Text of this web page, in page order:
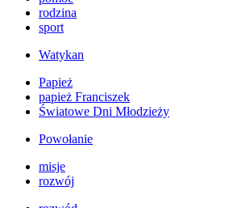
rodzina
sport
Watykan
Papież
papież Franciszek
Światowe Dni Młodzieży
Powołanie
misje
rozwój